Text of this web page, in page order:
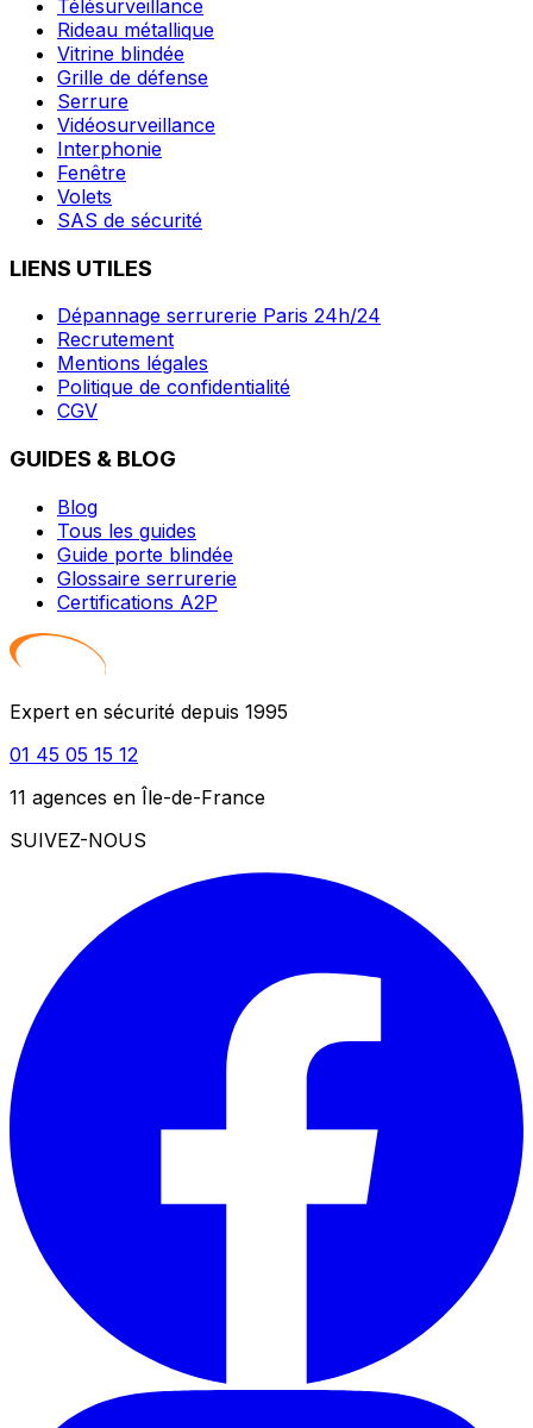
Télésurveillance
Rideau métallique
Vitrine blindée
Grille de défense
Serrure
Vidéosurveillance
Interphonie
Fenêtre
Volets
SAS de sécurité
LIENS UTILES
Dépannage serrurerie Paris 24h/24
Recrutement
Mentions légales
Politique de confidentialité
CGV
GUIDES & BLOG
Blog
Tous les guides
Guide porte blindée
Glossaire serrurerie
Certifications A2P
Expert en sécurité depuis 1995
01 45 05 15 12
11 agences en Île-de-France
SUIVEZ-NOUS